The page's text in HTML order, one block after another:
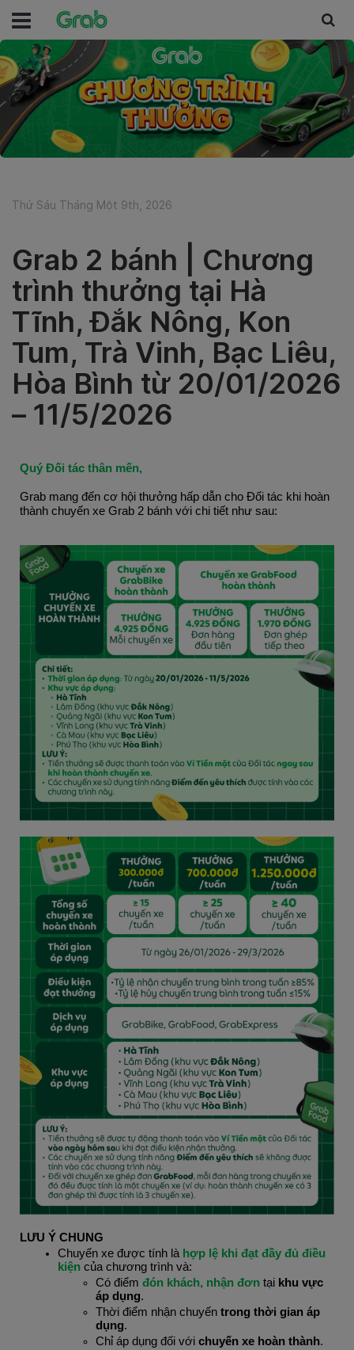
Thứ Sáu Tháng Một 9th, 2026
Grab 2 bánh | Chương
trình thưởng tại Hà
Tĩnh, Đắk Nông, Kon
Tum, Trà Vinh, Bạc Liêu,
Hòa Bình từ 20/01/2026
– 11/5/2026
Quý Đối tác thân mến,
Grab mang đến cơ hội thưởng hấp dẫn cho Đối tác khi hoàn
thành chuyến xe Grab 2 bánh với chi tiết như sau:
LƯU Ý CHUNG
Chuyến xe được tính là hợp lệ khi đạt đầy đủ điều
kiện của chương trình và:
Có điểm đón khách, nhận đơn tại khu vực
áp dụng.
Thời điểm nhận chuyến trong thời gian áp
dụng.
Chỉ áp dụng đối với chuyến xe hoàn thành.